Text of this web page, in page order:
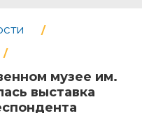
музее им.
выставка